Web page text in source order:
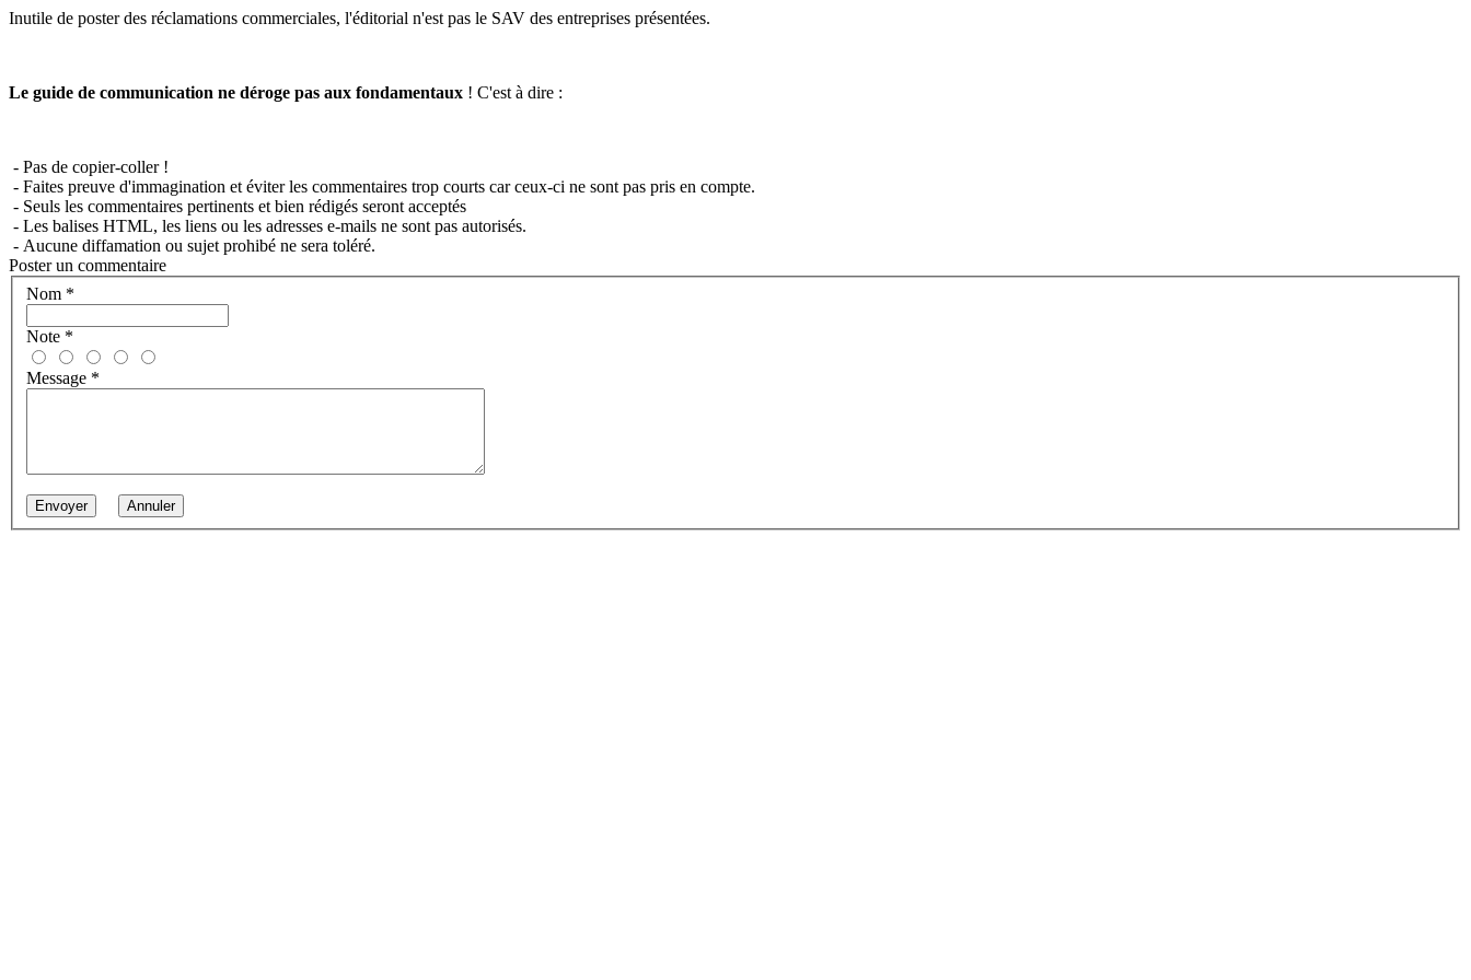
Inutile de poster des réclamations commerciales, l'éditorial n'est pas le SAV des entreprises présentées.
Le guide de communication ne déroge pas aux fondamentaux ! C'est à dire :
- Pas de copier-coller !
- Faites preuve d'immagination et éviter les commentaires trop courts car ceux-ci ne sont pas pris en compte.
- Seuls les commentaires pertinents et bien rédigés seront acceptés
- Les balises HTML, les liens ou les adresses e-mails ne sont pas autorisés.
- Aucune diffamation ou sujet prohibé ne sera toléré.
Poster un commentaire
Nom *
Note *
Message *